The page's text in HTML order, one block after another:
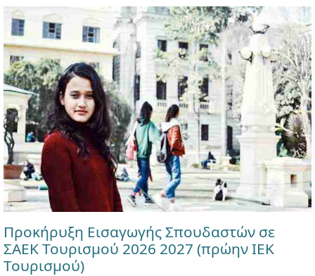
Προκήρυξη Εισαγωγής Σπουδαστών σε
ΣΑΕΚ Τουρισμού 2026 2027 (πρώην ΙΕΚ
Τουρισμού)